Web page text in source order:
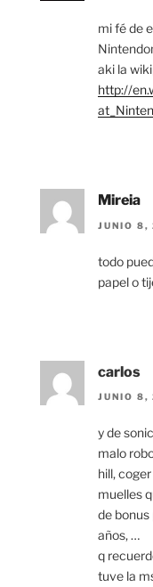
mi fé de
aki la
http://
Mireia
JUNIO 8,
todo
papel o
carlos
JUNIO 8,
y de
malo
hill,
muelles
de bonus
años, …
q
tuve la